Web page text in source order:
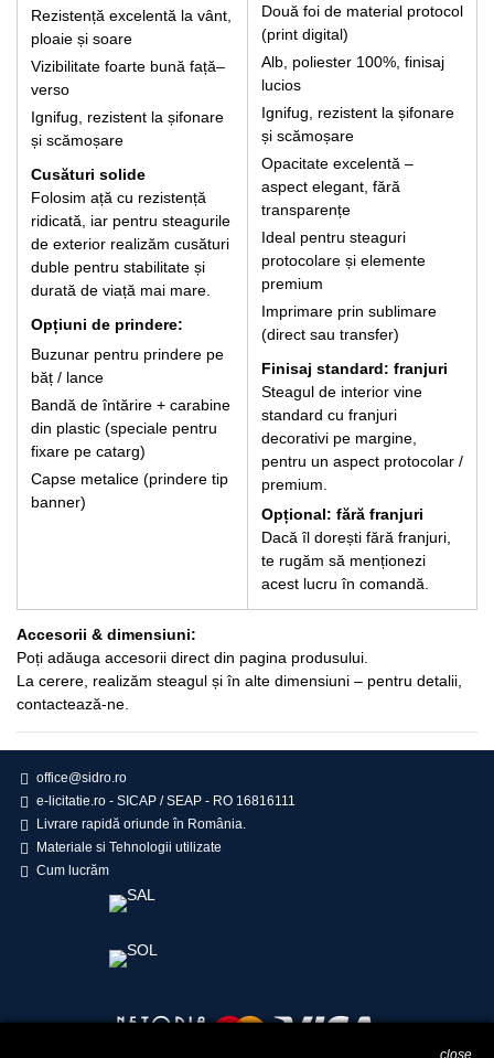
Rezistență excelentă la vânt,
ploaie și soare
Vizibilitate foarte bună față–
verso
Ignifug, rezistent la șifonare
și scămoșare
Cusături solide
Folosim ață cu rezistență
ridicată, iar pentru steagurile
de exterior realizăm cusături
duble pentru stabilitate și
durată de viață mai mare.
Opțiuni de prindere:
Buzunar pentru prindere pe
băț / lance
Bandă de întărire + carabine
din plastic (speciale pentru
fixare pe catarg)
Capse metalice (prindere tip
banner)
Două foi de material protocol
(print digital)
Alb, poliester 100%, finisaj
lucios
Ignifug, rezistent la șifonare
și scămoșare
Opacitate excelentă –
aspect elegant, fără
transparențe
Ideal pentru steaguri
protocolare și elemente
premium
Imprimare prin sublimare
(direct sau transfer)
Finisaj standard: franjuri
Steagul de interior vine
standard cu franjuri
decorativi pe margine,
pentru un aspect protocolar /
premium.
Opțional: fără franjuri
Dacă îl dorești fără franjuri,
te rugăm să menționezi
acest lucru în comandă.
Accesorii & dimensiuni:
Poți adăuga accesorii direct din pagina produsului.
La cerere, realizăm steagul și în alte dimensiuni – pentru detalii,
contactează-ne.
office@sidro.ro
e-licitatie.ro - SICAP / SEAP - RO 16816111
Livrare rapidă oriunde în România.
Materiale si Tehnologii utilizate
Cum lucrăm
close